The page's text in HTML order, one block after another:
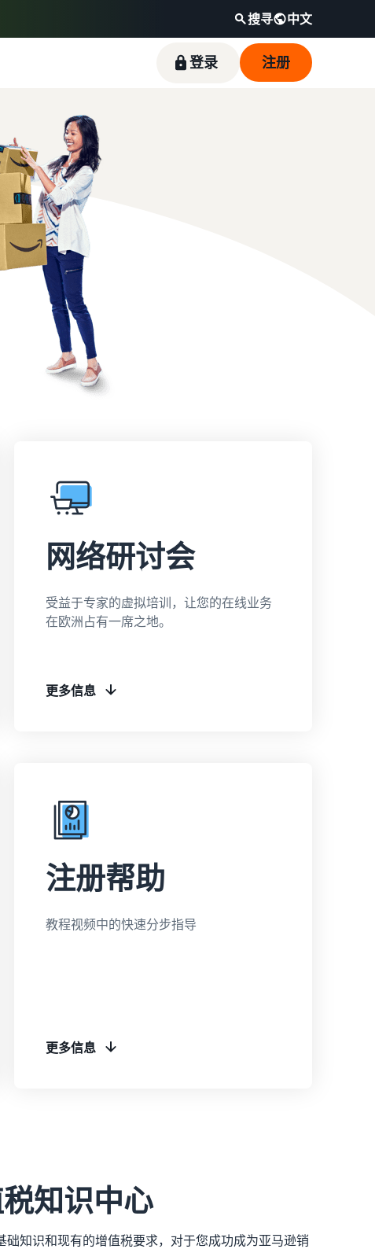
搜寻 中文
对新销售合作伙伴的奖励
使用《新卖家指南》中的服务，享受超过 47,250
欧元的激励措施
降低您的低价商品的配送成本
了解定价不超过 20 欧元的符合条件的商品的亚
马逊物流服务的费率。
吸引世界各地的亚马逊客户
开始在美洲、欧洲、亚太地区、中东和北非销售
商品。
收入计算器
计算产品的成本，比较其配送方式
登录 注册
网络研讨会
受益于专家的虚拟培训，让您的在线业务
在欧洲占有一席之地。
更多信息
注册帮助
教程视频中的快速分步指导
更多信息
知识中心
础知识和现有的增值税要求，对于您成功成为亚马逊销